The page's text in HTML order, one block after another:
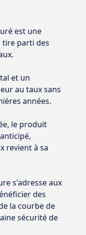
est une
parti des
et un
au taux sans
années.
le produit
revient à sa
s'adresse aux
des
la courbe de
sécurité de